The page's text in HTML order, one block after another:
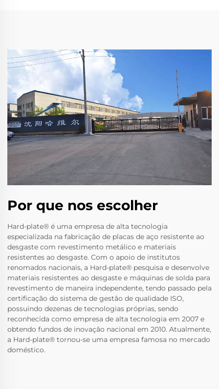
Por que nos escolher
Hard-plate® é uma empresa de alta tecnologia
especializada na fabricação de placas de aço resistente ao
desgaste com revestimento metálico e materiais
resistentes ao desgaste. Com o apoio de institutos
renomados nacionais, a Hard-plate® pesquisa e desenvolve
materiais resistentes ao desgaste e máquinas de solda para
revestimento de maneira independente, tendo passado pela
certificação do sistema de gestão de qualidade ISO,
possuindo dezenas de tecnologias próprias, sendo
reconhecida como empresa de alta tecnologia em 2007 e
obtendo fundos de inovação nacional em 2010. Atualmente,
a Hard-plate® tornou-se uma empresa famosa no mercado
doméstico.